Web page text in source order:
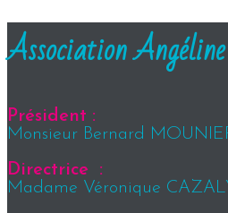
Association
Président :
Monsieur Bernard
Directrice :
Madame Véronique